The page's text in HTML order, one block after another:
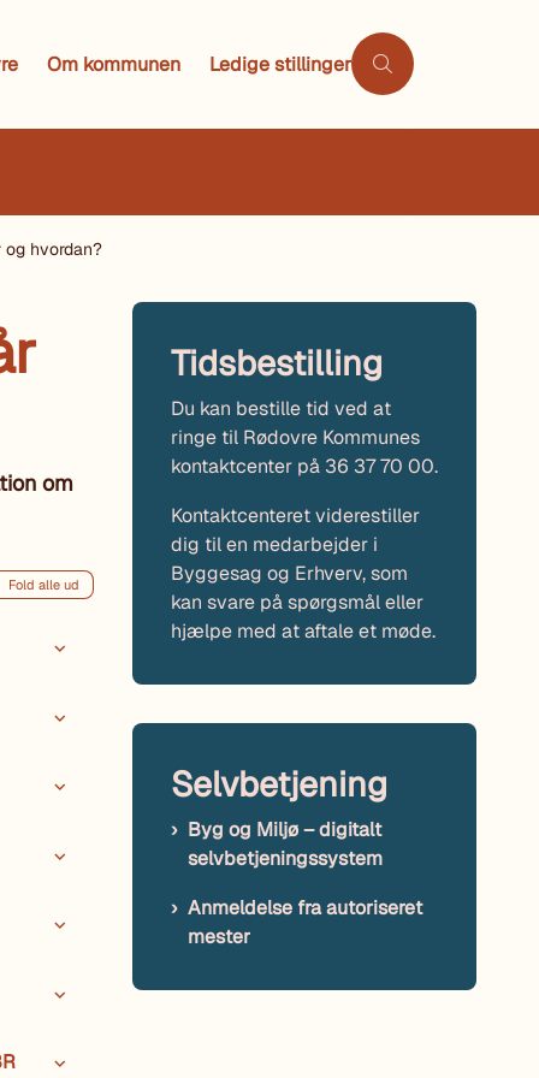
Om kommunen Ledige stillinger
hvordan?
om
Fold alle ud
Tidsbestilling
Du kan bestille tid ved at
ringe til Rødovre Kommunes
kontaktcenter på 36 37 70 00.
Kontaktcenteret viderestiller
dig til en medarbejder i
Byggesag og Erhverv, som
kan svare på spørgsmål eller
hjælpe med at aftale et møde.
Selvbetjening
Byg og Miljø – digitalt
selvbetjeningssystem
Anmeldelse fra autoriseret
mester